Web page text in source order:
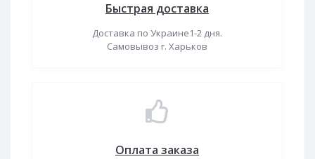
Быстрая доставка
Доставка по Украине1-2 дня.
Самовывоз г. Харьков
Оплата заказа